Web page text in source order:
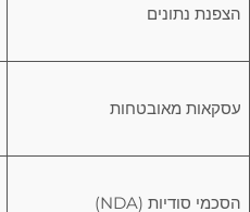
הצפנת נתונים
עסקאות מאובטחות
הסכמי סודיות (NDA)